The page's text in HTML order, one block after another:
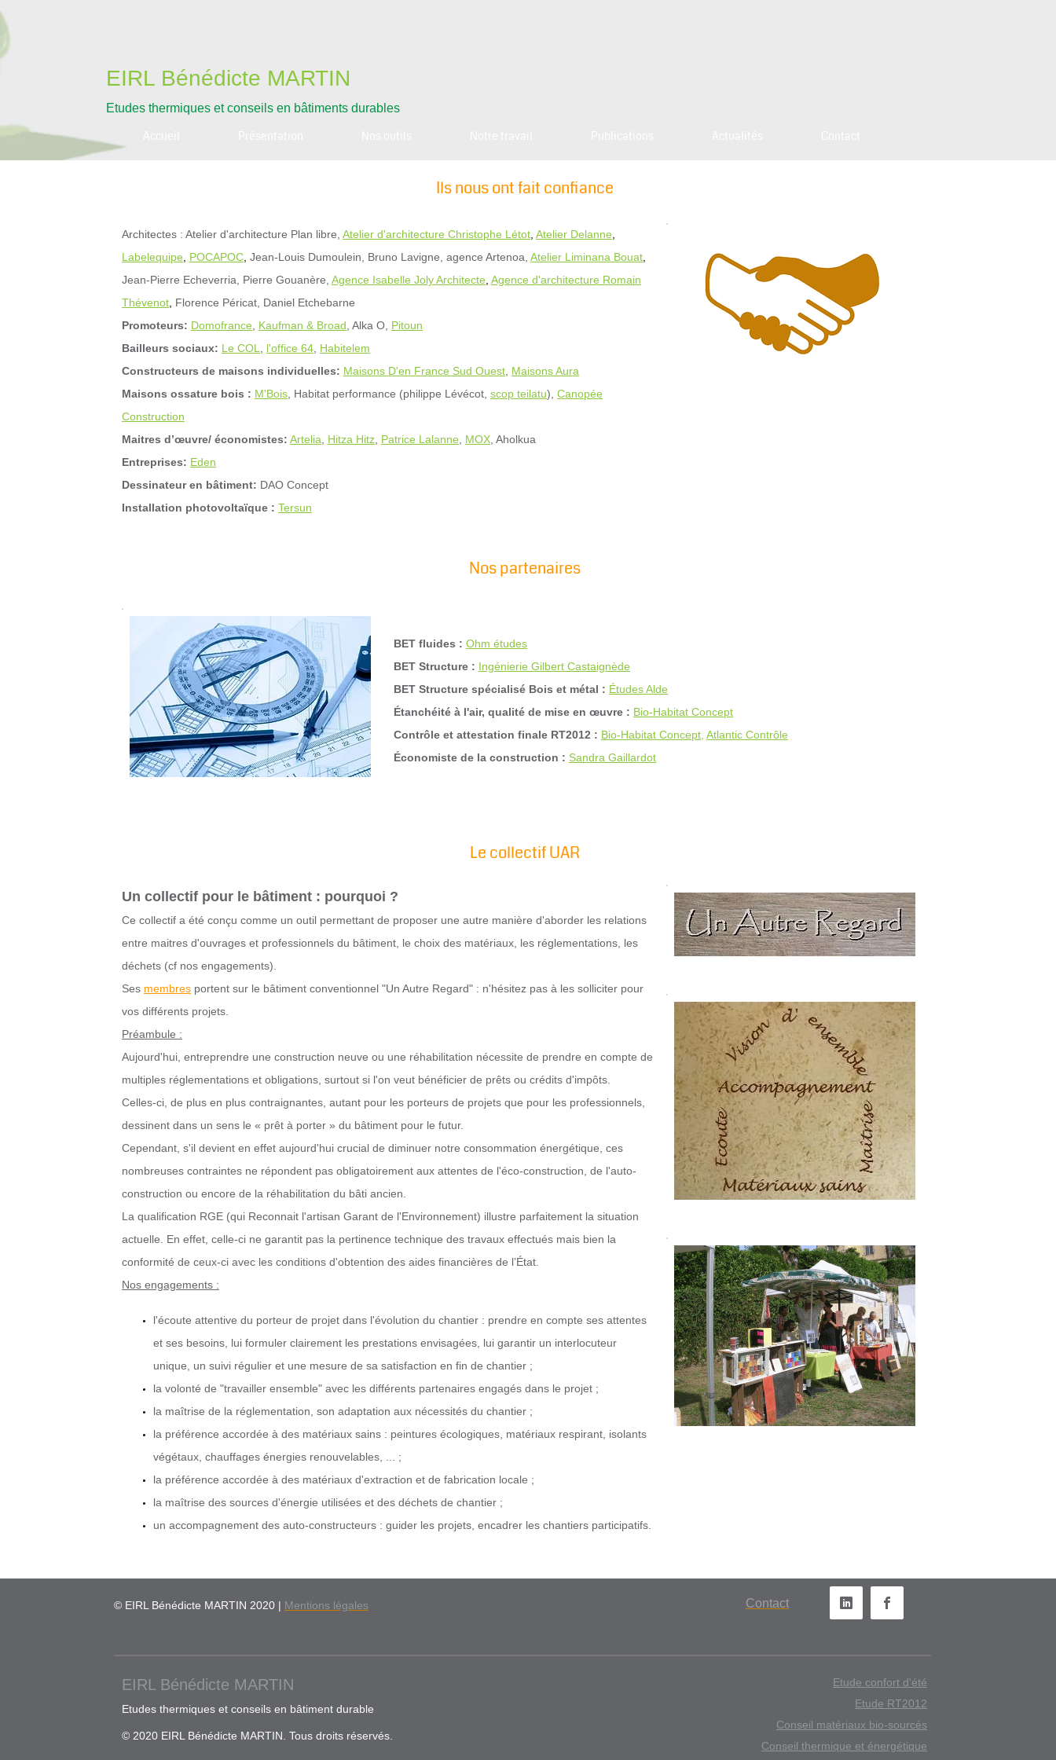
EIRL Bénédicte MARTIN
Etudes thermiques et conseils en bâtiments durables
Ils nous ont fait confiance
Architectes : Atelier d'architecture Plan libre, Atelier d'architecture Christophe Létot Atelier Delanne
Labelequipe POCAPOC Jean-Louis Dumoulein, Bruno Lavigne, agence Artenoa, Atelier Liminana Bouat
Jean-Pierre Echeverria, Pierre Gouanère, Agence Isabelle Joly Architecte Agence d'architecture Romain
Thévenot Florence Péricat, Daniel Etchebarne
Promoteurs: Domofrance Kaufman & Broad , Alka O, Pitoun
Bailleurs sociaux: Le COL l'office 64 Habitelem
Constructeurs de maisons individuelles: Maisons D'en France Sud Ouest Maisons Aura
Maisons ossature bois : M'Bois , Habitat performance (philippe Lévécot, scop teilatu), Canopée
Construction
Maitres d’œuvre/ économistes: Artelia Hitza Hitz Patrice Lalanne MOX , Aholkua
Entreprises: Eden
Dessinateur en bâtiment: DAO Concept
Installation photovoltaïque : Tersun
Nos partenaires
BET fluides : Ohm études
BET Structure : Ingénierie Gilbert Castaignède
BET Structure spécialisé Bois et métal : Études Alde
Étanchéité à l'air, qualité de mise en œuvre : Bio-Habitat Concept
Contrôle et attestation finale RT2012 : Bio-Habitat Concept, Atlantic Contrôle
Économiste de la construction : Sandra Gaillardot
Le collectif UAR
Un collectif pour le bâtiment : pourquoi ?
Ce collectif a été conçu comme un outil permettant de proposer une autre manière d'aborder les relations
entre maitres d'ouvrages et professionnels du bâtiment, le choix des matériaux, les réglementations, les
déchets (cf nos engagements).
Ses membres portent sur le bâtiment conventionnel "Un Autre Regard" : n'hésitez pas à les solliciter pour
vos différents projets.
Préambule :
Aujourd'hui, entreprendre une construction neuve ou une réhabilitation nécessite de prendre en compte de
multiples réglementations et obligations, surtout si l'on veut bénéficier de prêts ou crédits d'impôts.
Celles-ci, de plus en plus contraignantes, autant pour les porteurs de projets que pour les professionnels,
dessinent dans un sens le « prêt à porter » du bâtiment pour le futur.
Cependant, s'il devient en effet aujourd'hui crucial de diminuer notre consommation énergétique, ces
nombreuses contraintes ne répondent pas obligatoirement aux attentes de l'éco-construction, de l'auto-
construction ou encore de la réhabilitation du bâti ancien.
La qualification RGE (qui Reconnait l'artisan Garant de l'Environnement) illustre parfaitement la situation
actuelle. En effet, celle-ci ne garantit pas la pertinence technique des travaux effectués mais bien la
conformité de ceux-ci avec les conditions d'obtention des aides financières de l’État.
Nos engagements :
l'écoute attentive du porteur de projet dans l'évolution du chantier : prendre en compte ses attentes
et ses besoins, lui formuler clairement les prestations envisagées, lui garantir un interlocuteur
unique, un suivi régulier et une mesure de sa satisfaction en fin de chantier ;
la volonté de "travailler ensemble" avec les différents partenaires engagés dans le projet ;
la maîtrise de la réglementation, son adaptation aux nécessités du chantier ;
la préférence accordée à des matériaux sains : peintures écologiques, matériaux respirant, isolants
végétaux, chauffages énergies renouvelables, ... ;
la préférence accordée à des matériaux d'extraction et de fabrication locale ;
la maîtrise des sources d'énergie utilisées et des déchets de chantier ;
un accompagnement des auto-constructeurs : guider les projets, encadrer les chantiers participatifs.
Con​tact​
© EIRL Bénédicte MARTIN 2020 | Mentions légales
EIRL Bénédicte MARTIN
Etudes thermiques et conseils en bâtiment durable
© 2020 EIRL Bénédicte MARTIN. Tous droits réservés.
Etude confort d'été
Etude RT2012
Conseil matériaux bio-sourcés
Conseil thermique et énergétique